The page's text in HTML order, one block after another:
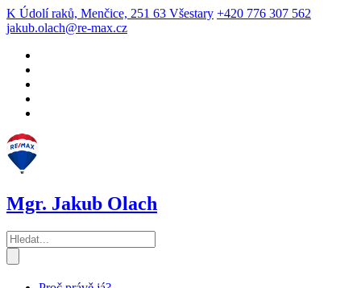
K Údolí raků, Menčice, 251 63 Všestary +420 776 307 562
jakub.olach@re-max.cz
Mgr. Jakub Olach